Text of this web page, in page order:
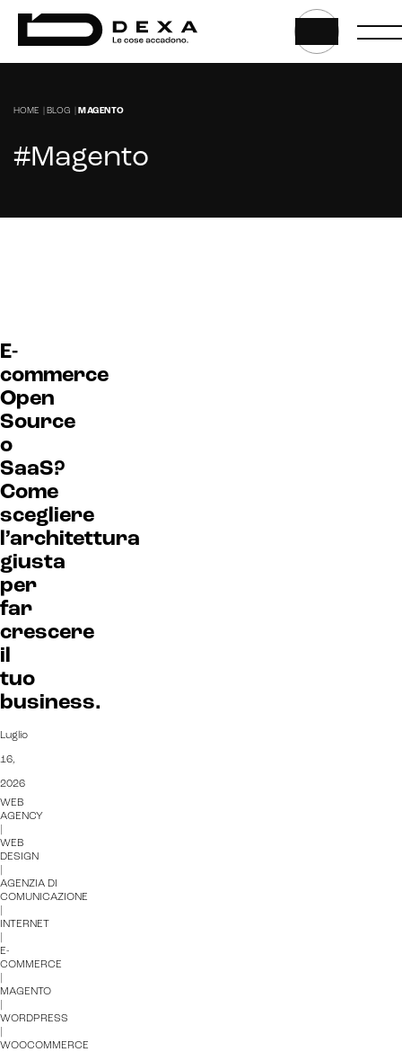
CRM & email marketing
Sistemi di loyalty
Hubspot
Email marketing
Marketing automation
HOME BLOG MAGENTO
#Magento
E-
commerce
Open
Source
o
SaaS?
Come
scegliere
l’architettura
giusta
per
far
crescere
il
tuo
business.
Luglio
16,
2026
WEB
AGENCY
WEB
DESIGN
AGENZIA DI
COMUNICAZIONE
INTERNET
E-
COMMERCE
MAGENTO
WORDPRESS
WOOCOMMERCE